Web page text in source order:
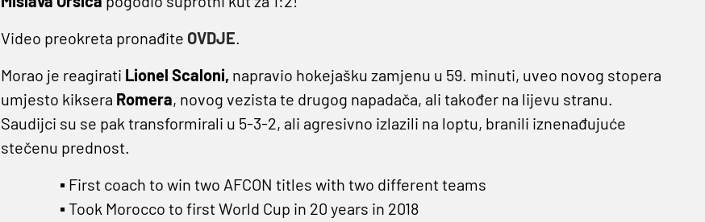
Video preokreta pronađite OVDJE.
Morao je reagirati Lionel Scaloni, napravio hokejašku zamjenu u 59. minuti, uveo novog stopera
umjesto kiksera Romera, novog vezista te drugog napadača, ali također na lijevu stranu.
Saudijci su se pak transformirali u 5-3-2, ali agresivno izlazili na loptu, branili iznenađujuće
stečenu prednost.
▪️ First coach to win two AFCON titles with two different teams
▪️ Took Morocco to first World Cup in 20 years in 2018